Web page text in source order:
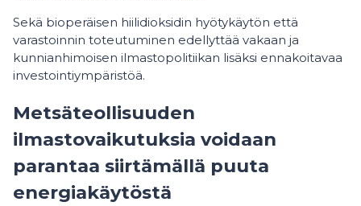
Sekä bioperäisen hiilidioksidin hyötykäytön että
varastoinnin toteutuminen edellyttää vakaan ja
kunnianhimoisen ilmastopolitiikan lisäksi ennakoitavaa
investointiympäristöä.
Metsäteollisuuden
ilmastovaikutuksia voidaan
parantaa siirtämällä puuta
energiakäytöstä